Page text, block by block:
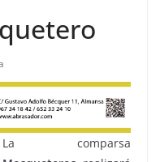
La comparsa